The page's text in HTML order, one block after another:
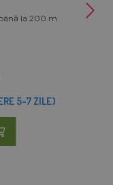
la 200 m
5-7 ZILE)